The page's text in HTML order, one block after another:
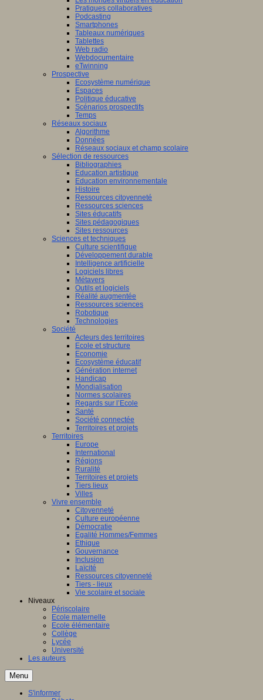
Pratiques collaboratives
Podcasting
Smartphones
Tableaux numériques
Tablettes
Web radio
Webdocumentaire
eTwinning
Prospective
Ecosystème numérique
Espaces
Politique éducative
Scénarios prospectifs
Temps
Réseaux sociaux
Algorithme
Données
Réseaux sociaux et champ scolaire
Sélection de ressources
Bibliographies
Education artistique
Education environnementale
Histoire
Ressources citoyenneté
Ressources sciences
Sites éducatifs
Sites pédagogiques
Sites ressources
Sciences et techniques
Culture scientifique
Développement durable
Intelligence artificielle
Logiciels libres
Métavers
Outils et logiciels
Réalité augmentée
Ressources sciences
Robotique
Technologies
Société
Acteurs des territoires
Ecole et structure
Economie
Ecosystème éducatif
Génération internet
Handicap
Mondialisation
Normes scolaires
Regards sur l’Ecole
Santé
Société connectée
Territoires et projets
Territoires
Europe
International
Régions
Ruralité
Territoires et projets
Tiers lieux
Villes
Vivre ensemble
Citoyenneté
Culture européenne
Démocratie
Egalité Hommes/Femmes
Ethique
Gouvernance
Inclusion
Laïcité
Ressources citoyenneté
Tiers - lieux
Vie scolaire et sociale
Niveaux
Périscolaire
Ecole maternelle
Ecole élémentaire
Collège
Lycée
Université
Les auteurs
Menu
S'informer